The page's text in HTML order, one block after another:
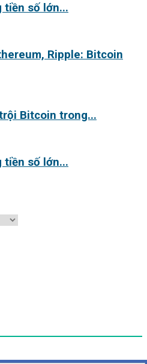
tiền số lớn...
Ripple: Bitcoin
Bitcoin trong...
tiền số lớn...